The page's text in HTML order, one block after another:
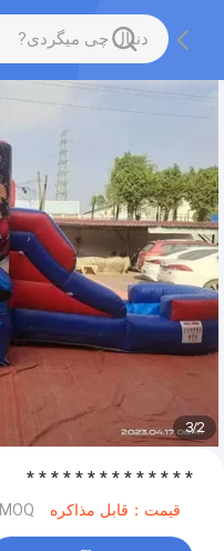
2
/
3
* * * * * * * * * * * * * *
قیمت：قابل مذاکره MOQ：یک قطعه